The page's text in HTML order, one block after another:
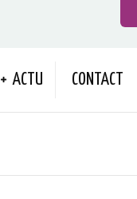
ACTU CONTACT